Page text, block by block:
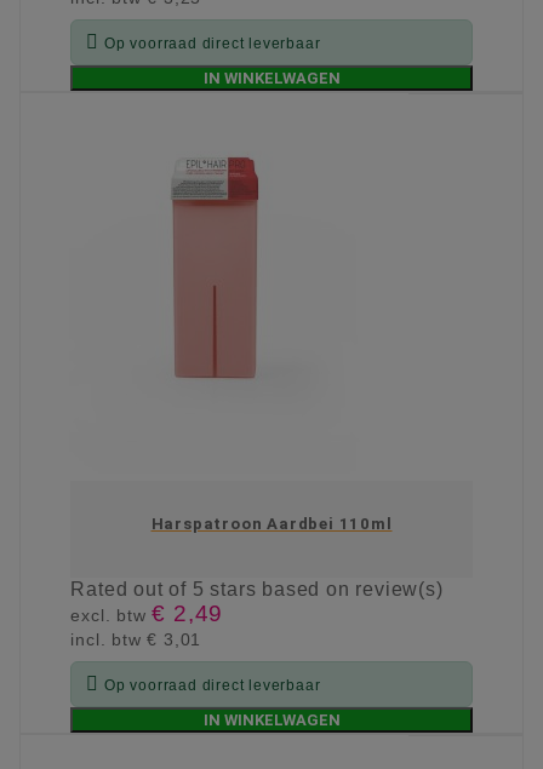
 Op voorraad direct leverbaar
IN WINKELWAGEN
Harspatroon Aardbei 110ml
Ratedout of 5 stars based on review(s)
excl. btw€ 2,49
incl. btw€ 3,01
 Op voorraad direct leverbaar
IN WINKELWAGEN